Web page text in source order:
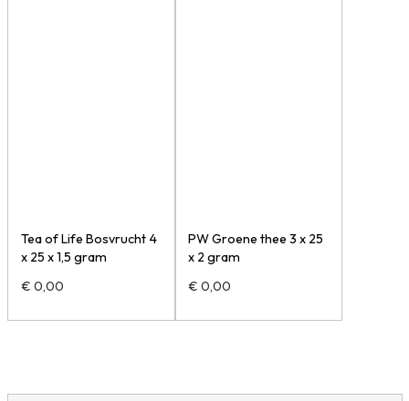
Tea of Life Bosvrucht 4
x 25 x 1,5 gram
€ 0,00
PW Groene thee 3 x 25
x 2 gram
€ 0,00